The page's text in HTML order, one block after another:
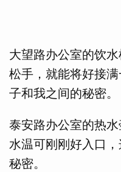
大望路办公室的饮
松手，就能将好接
子和我之间的秘密。
泰安路办公室的热
水温可刚刚好入口
秘密。